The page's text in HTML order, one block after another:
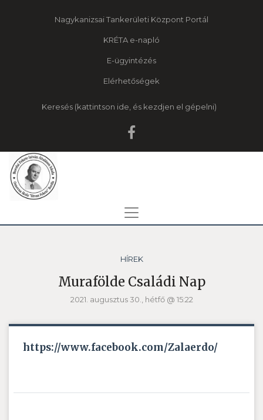
Nagykanizsai Tankerületi Központ Portál
KRÉTA e-napló
E-ügyintézés
Elérhetőségek
Keresés
HÍREK
Murafölde Családi Nap
2021. augusztus 30., hétfő @ 15:22
https://www.facebook.com/Zalaerdo/